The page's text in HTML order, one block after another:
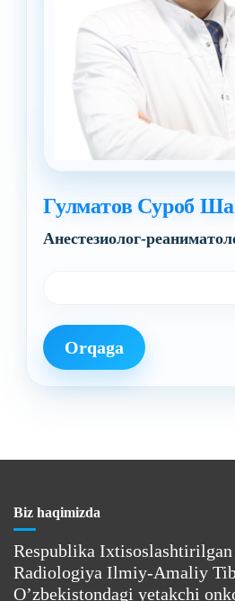
Гулматов Суроб
Анестезиолог-
Orqaga
Biz haqimizda
Respublika
Radiologiya Ilmiy-Amaliy
O’zbekistondagi yetakchi